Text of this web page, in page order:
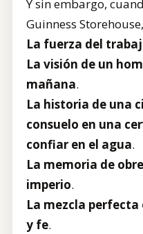
Y sin embargo,
Guinness
La fuerza del
La visión de un
mañana.
La historia de una
consuelo en una
confiar en el agua.
La memoria de
imperio.
La mezcla
y fe.